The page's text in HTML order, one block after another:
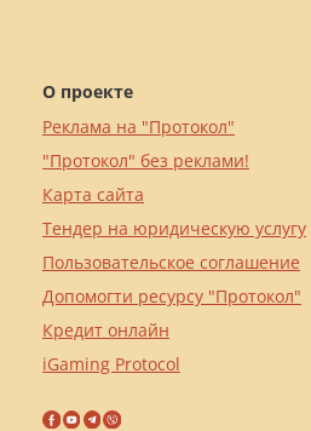
О проекте
Реклама на "Протокол"
"Протокол" без реклами!
Карта сайта
Тендер на юридическую услугу
Пользовательское соглашение
Допомогти ресурсу "Протокол"
Кредит онлайн
iGaming Protocol